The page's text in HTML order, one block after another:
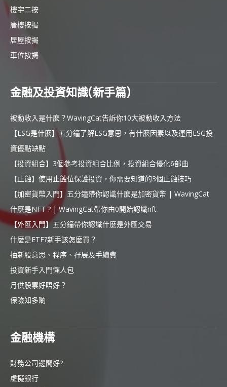
樓宇二按
唐樓按揭
居屋按揭
車位按揭
金融及投資知識(新手篇)
被動收入是什麼？WavingCat告訴你10大被動收入方法
【ESG是什麼】五分鐘了解ESG意思，有什麼因素以及運用ESG投
資優點缺點
【投資組合】3個參考投資組合比例，投資組合優化6部曲
【止蝕】使用止蝕位保護投資，你需要知道的3個止蝕技巧
【加密貨幣入門】五分鐘帶你認識什麼是加密貨幣 | WavingCat
什麼是NFT ? | WavingCat帶你由0開始認識nft
【外匯入門】五分鐘帶你認識什麼是外匯交易
什麼是ETF?新手該怎麼買？
抽新股意思、程序、孖展及手續費
投資新手入門懶人包
月供股票好唔好？
保險知多啲
金融機構
財務公司邊間好?
虛擬銀行